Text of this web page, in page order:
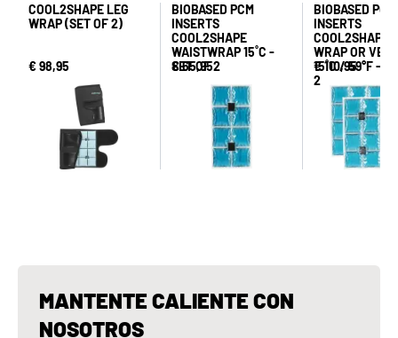
COOL2SHAPE LEG
WRAP (SET OF 2)
€ 98,95
BIOBASED PCM
INSERTS
COOL2SHAPE
WAISTWRAP 15˚C -
SET OF 2
€ 65,95
BIOBASED PCM
INSERTS
COOL2SHAPE
WRAP OR VEST
15˚C / 59°F -
2
€ 110,95
MANTENTE CALIENTE CON
NOSOTROS